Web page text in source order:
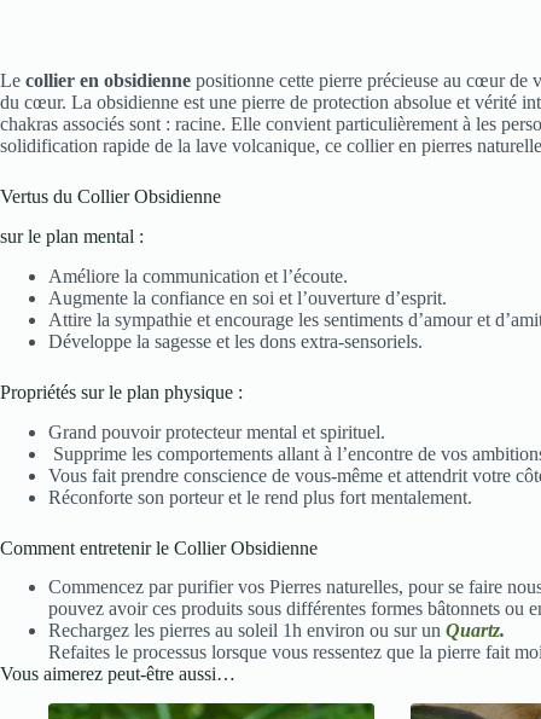
Le collier en obsidienne positionne cette pierre précieuse au cœur de
du cœur. La obsidienne est une pierre de protection absolue et vérité
chakras associés sont : racine. Elle convient particulièrement à les
solidification rapide de la lave volcanique, ce collier en pierres
Vertus du Collier Obsidienne
sur le plan mental :
Améliore la communication et l’écoute.
Augmente la confiance en soi et l’ouverture d’esprit.
Attire la sympathie et encourage les sentiments d’amour et
Développe la sagesse et les dons extra-sensoriels.
Propriétés sur le plan physique :
Grand pouvoir protecteur mental et spirituel.
Supprime les comportements allant à l’encontre de vos
Vous fait prendre conscience de vous-même et attendrit votre
Réconforte son porteur et le rend plus fort mentalement.
Comment entretenir le Collier Obsidienne
Commencez par purifier vos Pierres naturelles, pour se faire
pouvez avoir ces produits sous différentes formes bâtonnets ou
Rechargez les pierres au soleil 1h environ ou sur un Quartz.
Refaites le processus lorsque vous ressentez que la pierre fait
Vous aimerez peut-être aussi…